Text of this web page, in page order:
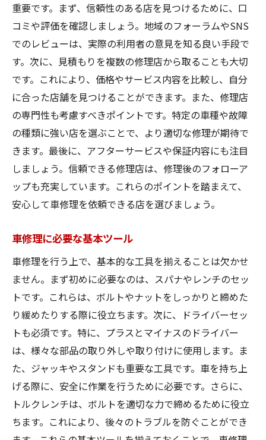
重要です。まず、信頼性のある店を見つけるために、口
コミや評価を確認しましょう。地域のフォーラムやSNS
でのレビューは、実際の利用者の意見を知る良い手段で
す。次に、見積もりを複数の修理店から取ることも大切
です。これにより、価格やサービス内容を比較し、自分
に合った店舗を見つけることができます。また、修理店
の専門性も考慮すべきポイントです。特定の車種や故障
の種類に強い店を選ぶことで、より適切な修理が期待で
きます。最後に、アフターサービスや保証内容にも注目
しましょう。信頼できる修理店は、修理後のフォローア
ップも充実しています。これらのポイントを踏まえて、
安心して車修理を依頼できる店を選びましょう。
車修理に必要な基本ツール
車修理を行う上で、基本的な工具を揃えることは欠かせ
ません。まず初めに必要なのは、スパナやレンチのセッ
トです。これらは、ボルトやナットをしっかりと締めた
り緩めたりする際に役立ちます。次に、ドライバーセッ
トも必須です。特に、プラスとマイナスのドライバー
は、様々な部品の取り外しや取り付けに使用します。ま
た、ジャッキやスタンドも重要な工具です。車を持ち上
げる際に、安全に作業を行うために必要です。さらに、
トルクレンチは、ボルトを適切な力で締めるために役立
ちます。これにより、後々のトラブルを防ぐことができ